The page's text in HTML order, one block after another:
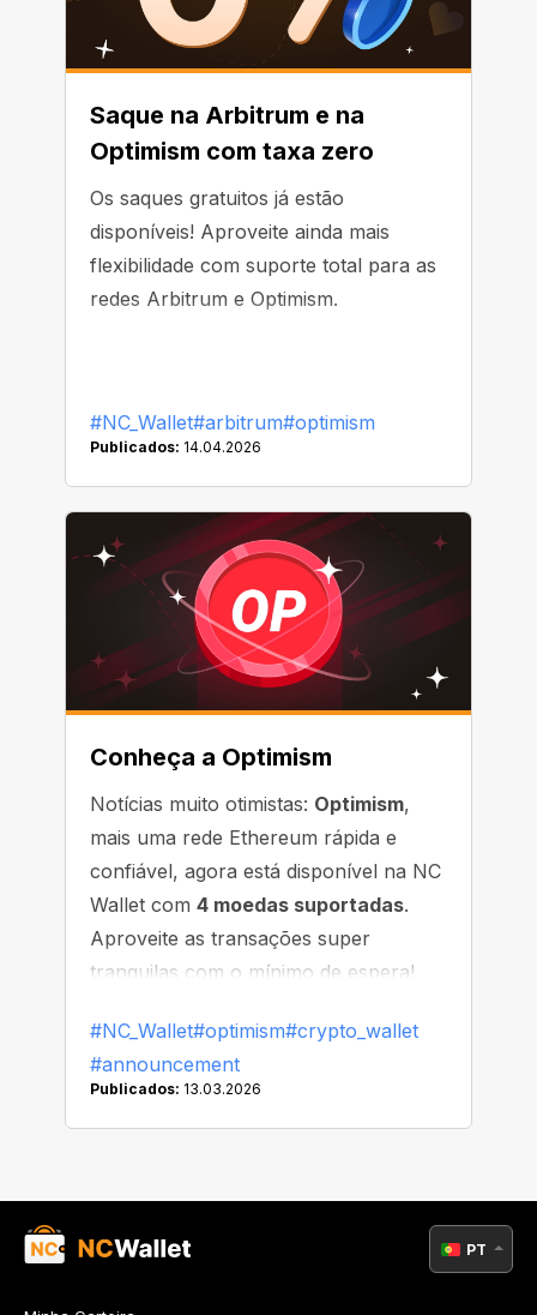
Saque na Arbitrum e na
Optimism com taxa zero
Os saques gratuitos já estão
disponíveis! Aproveite ainda mais
flexibilidade com suporte total para as
redes Arbitrum e Optimism.
#NC_Wallet#arbitrum#optimism
Publicados: 14.04.2026
Conheça a Optimism
Notícias muito otimistas: Optimism,
mais uma rede Ethereum rápida e
confiável, agora está disponível na NC
Wallet com 4 moedas suportadas.
Aproveite as transações super
tranquilas com o mínimo de espera!
#NC_Wallet#optimism#crypto_wallet
#announcement
Publicados: 13.03.2026
PT